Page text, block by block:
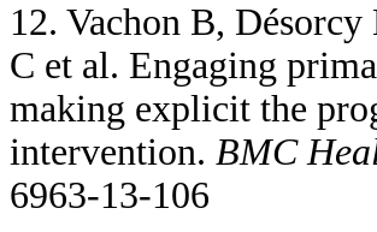
12. Vachon B,
C et al. Engaging
making explicit the
intervention. BMC
6963-13-106